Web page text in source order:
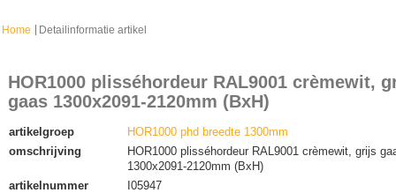
Home Detailinformatie artikel
HOR1000 plisséhordeur RAL9001 crèmewit,
gaas 1300x2091-2120mm (BxH)
artikelgroep
HOR1000 phd breedte 1300mm
omschrijving
HOR1000 plisséhordeur RAL9001 crèmewit, grijs
1300x2091-2120mm (BxH)
artikelnummer
I05947